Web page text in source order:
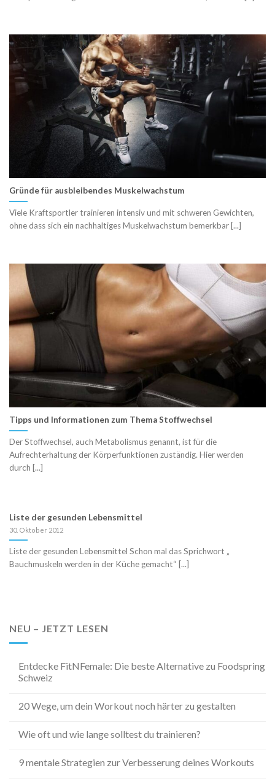
Gründe für ausbleibendes Muskelwachstum
Viele Kraftsportler trainieren intensiv und mit schweren Gewichten,
ohne dass sich ein nachhaltiges Muskelwachstum bemerkbar [...]
Tipps und Informationen zum Thema Stoffwechsel
Der Stoffwechsel, auch Metabolismus genannt, ist für die
Aufrechterhaltung der Körperfunktionen zuständig. Hier werden
durch [...]
Liste der gesunden Lebensmittel
30. Oktober 2012
Liste der gesunden Lebensmittel Schon mal das Sprichwort „
Bauchmuskeln werden in der Küche gemacht“ [...]
NEU – JETZT LESEN
Entdecke FitNFemale: Die beste Alternative zu Foodspring
Schweiz
20 Wege, um dein Workout noch härter zu gestalten
Wie oft und wie lange solltest du trainieren?
9 mentale Strategien zur Verbesserung deines Workouts